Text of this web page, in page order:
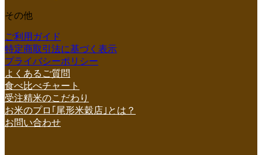
その他
ご利用ガイド
特定商取引法に基づく表示
プライバシーポリシー
よくあるご質問
食べ比べチャート
受注精米のこだわり
お米のプロ｢尾形米穀店｣とは？
お問い合わせ